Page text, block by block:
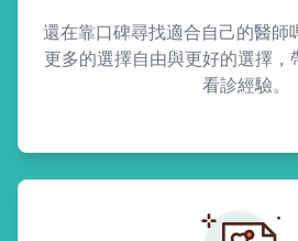
還在靠口碑尋找適合自己的醫師
更多的選擇自由與更好的選擇，
看診經驗。